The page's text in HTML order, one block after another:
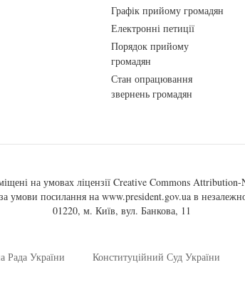
Графік прийому громадян
Електронні петиції
Порядок прийому
громадян
Стан опрацювання
звернень громадян
на умовах ліцензії Creative Commons
умови посилання на www.president.gov.ua в
01220, м. Київ, вул. Банкова, 11
Рада України Конституційний Суд України